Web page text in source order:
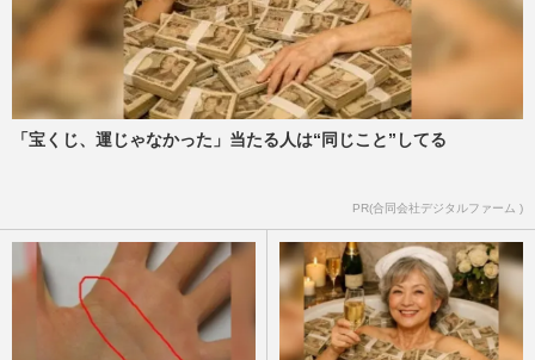
《阿部巨人》ツイスト打法は救世主か毒薬
か…監督の“直接指導”への期待と“拒絶反
応”
週刊女性PRIME 2026/4/19
【巨人】阿部慎之助監督、2000本安打まで
偉業目前で解雇・引退の村…
週刊女性PRIME 2026/4/17
「宝くじ、運じゃなかった」当たる人は“同じこと”してる
PR(合同会社デジタルファーム )